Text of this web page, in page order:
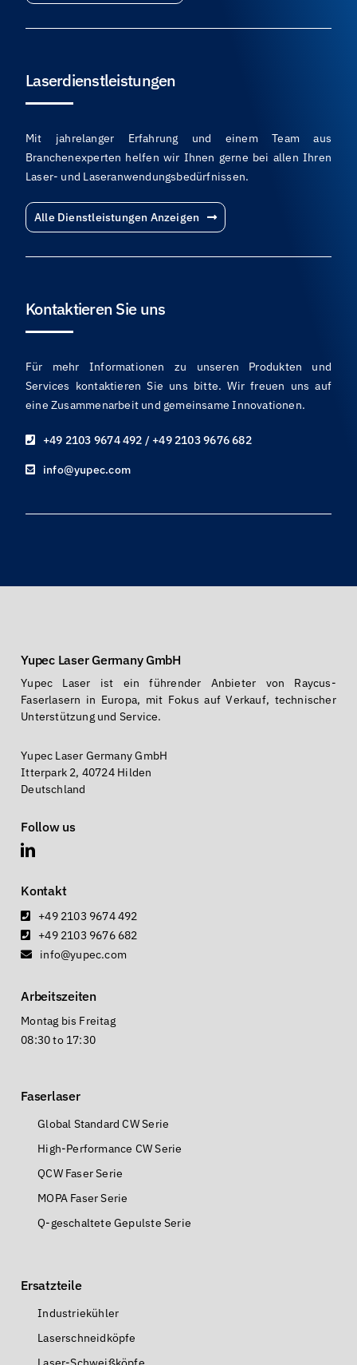
Laserdienstleistungen
Mit jahrelanger Erfahrung und einem Team aus
Branchenexperten helfen wir Ihnen gerne bei allen Ihren
Laser- und Laseranwendungsbedürfnissen.
Alle Dienstleistungen Anzeigen
Kontaktieren Sie uns
Für mehr Informationen zu unseren Produkten und
Services kontaktieren Sie uns bitte. Wir freuen uns auf
eine Zusammenarbeit und gemeinsame Innovationen.
+49 2103 9674 492 / +49 2103 9676 682
info@yupec.com
Yupec Laser Germany GmbH
Yupec Laser ist ein führender Anbieter von Raycus-
Faserlasern in Europa, mit Fokus auf Verkauf, technischer
Unterstützung und Service.
Yupec Laser Germany GmbH
Itterpark 2, 40724 Hilden
Deutschland
Follow us
Kontakt
+49 2103 9674 492
+49 2103 9676 682
info@yupec.com
Arbeitszeiten
Montag bis Freitag
08:30 to 17:30
Faserlaser
Global Standard CW Serie
High-Performance CW Serie
QCW Faser Serie
MOPA Faser Serie
Q-geschaltete Gepulste Serie
Ersatzteile
Industriekühler
Laserschneidköpfe